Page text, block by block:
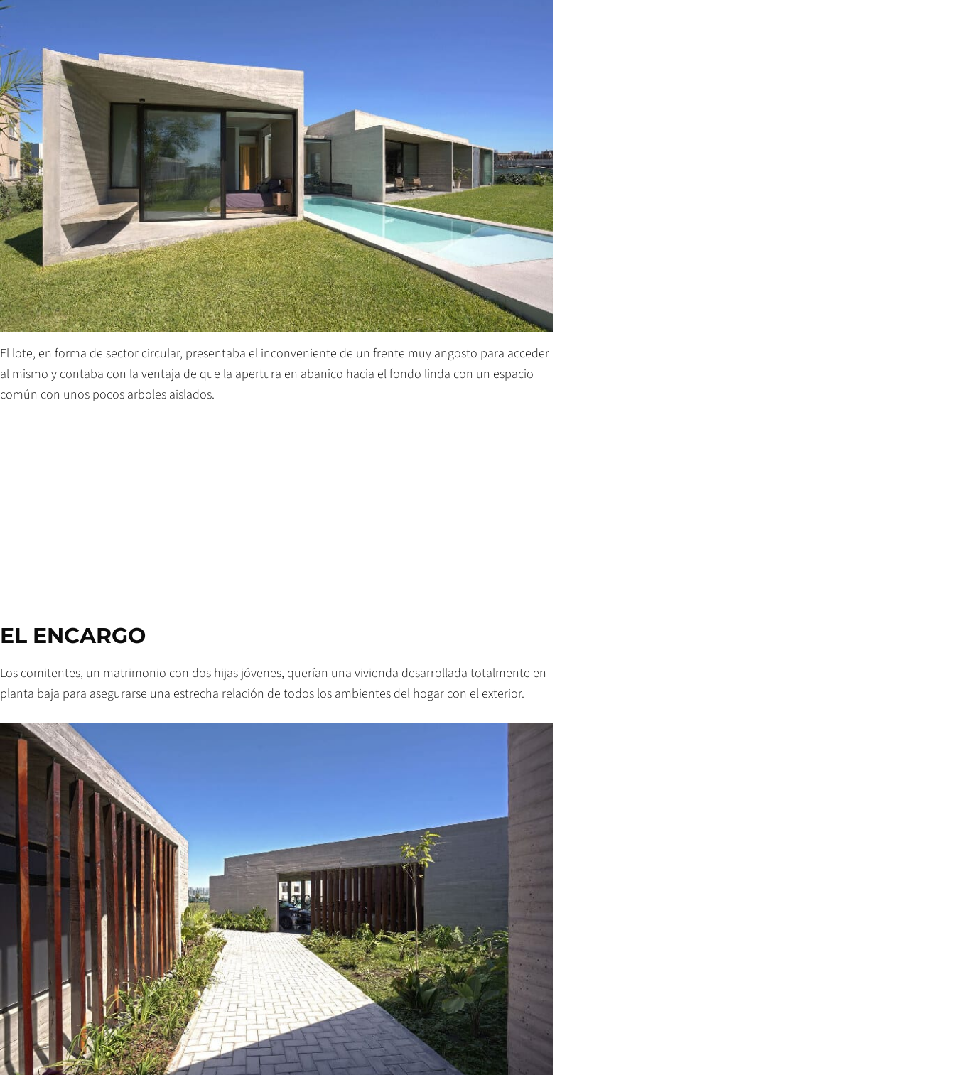
El lote, en forma de sector circular, presentaba el inconveniente de un frente muy angosto para acceder
al mismo y contaba con la ventaja de que la apertura en abanico hacia el fondo linda con un espacio
común con unos pocos arboles aislados.
EL ENCARGO
Los comitentes, un matrimonio con dos hijas jóvenes, querían una vivienda desarrollada totalmente en
planta baja para asegurarse una estrecha relación de todos los ambientes del hogar con el exterior.